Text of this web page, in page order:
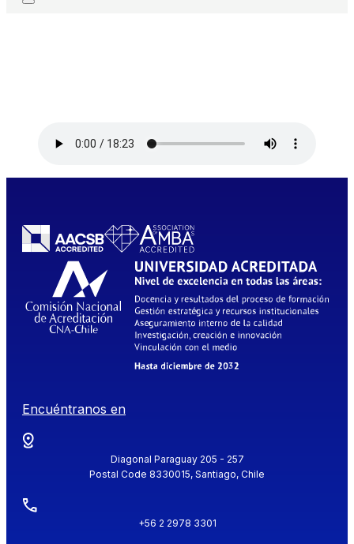
Encuéntranos en
Diagonal Paraguay 205 - 257
Postal Code 8330015, Santiago, Chile
+56 2 2978 3301